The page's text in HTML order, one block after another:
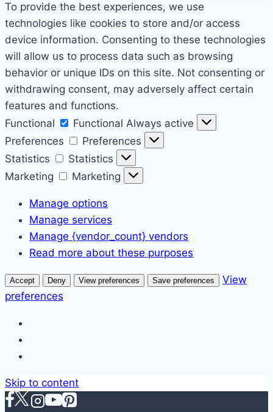
To provide the best experiences, we use
technologies like cookies to store and/or access
device information. Consenting to these technologies
will allow us to process data such as browsing
behavior or unique IDs on this site. Not consenting or
withdrawing consent, may adversely affect certain
features and functions.
Functional
Functional Always active
Preferences
Preferences
Statistics
Statistics
Marketing
Marketing
Manage options
Manage services
Manage {vendor_count} vendors
Read more about these purposes
Accept Deny View preferences Save preferences
View
preferences
Skip to content